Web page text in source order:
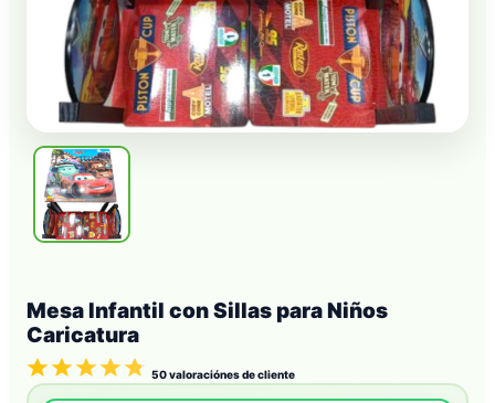
Mesa Infantil con Sillas para Niños
Caricatura
50valoraciónes de cliente